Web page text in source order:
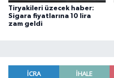
Tiryakileri üzecek haber:
Sigara fiyatlarına 10 lira
zam geldi